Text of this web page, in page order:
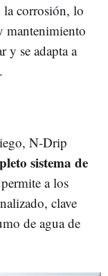
la corrosión, lo
mantenimiento
y se adapta a
N-Drip
sistema de
a los
clave
de agua de